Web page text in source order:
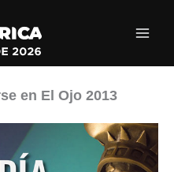
en El Ojo 2013